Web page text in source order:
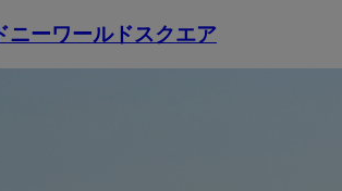
ニーワールドスクエア